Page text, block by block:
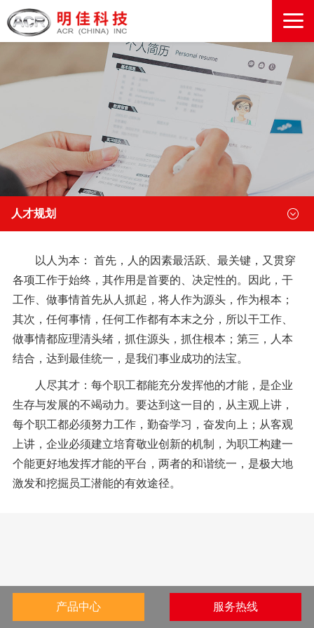
人才规划
以人为本： 首先，人的因素最活跃、最关键，又贯穿
各项工作于始终，其作用是首要的、决定性的。因此，干
工作、做事情首先从人抓起，将人作为源头，作为根本；
其次，任何事情，任何工作都有本末之分，所以干工作、
做事情都应理清头绪，抓住源头，抓住根本；第三，人本
结合，达到最佳统一，是我们事业成功的法宝。
人尽其才：每个职工都能充分发挥他的才能，是企业
生存与发展的不竭动力。要达到这一目的，从主观上讲，
每个职工都必须努力工作，勤奋学习，奋发向上；从客观
上讲，企业必须建立培育敬业创新的机制，为职工构建一
个能更好地发挥才能的平台，两者的和谐统一，是极大地
激发和挖掘员工潜能的有效途径。
产品中心 服务热线